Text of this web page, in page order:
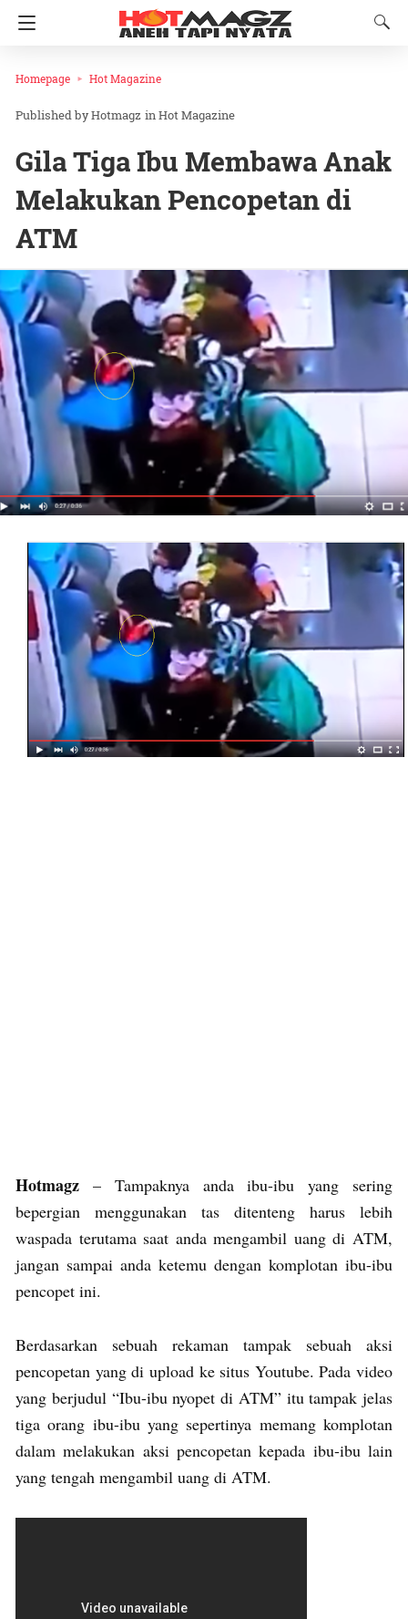
Homepage Hot Magazine
Hotmagz inHot Magazine
Gila Tiga Ibu Membawa Anak
Melakukan Pencopetan di
ATM
Hotmagz – Tampaknya anda ibu-ibu yang sering
bepergian menggunakan tas ditenteng harus lebih
waspada terutama saat anda mengambil uang di ATM,
jangan sampai anda ketemu dengan komplotan ibu-ibu
pencopet ini.
Berdasarkan sebuah rekaman tampak sebuah aksi
pencopetan yang di upload ke situs Youtube. Pada video
yang berjudul “Ibu-ibu nyopet di ATM” itu tampak jelas
tiga orang ibu-ibu yang sepertinya memang komplotan
dalam melakukan aksi pencopetan kepada ibu-ibu lain
yang tengah mengambil uang di ATM.